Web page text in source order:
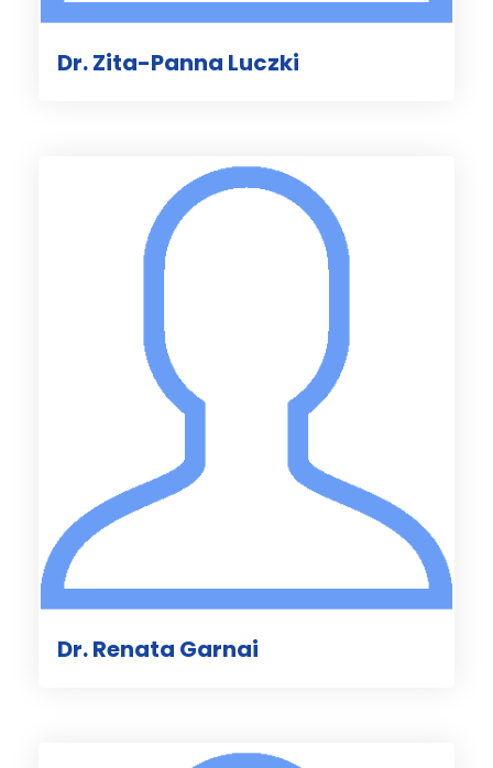
Dr. Zita-Panna Luczki
Dr. Renata Garnai